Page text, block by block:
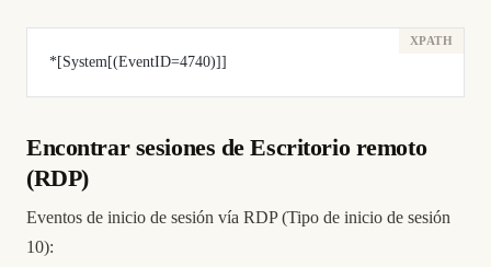
*[System[(EventID=4740)]]
Encontrar sesiones de Escritorio remoto
(RDP)
Eventos de inicio de sesión vía RDP (Tipo de inicio de sesión
10):